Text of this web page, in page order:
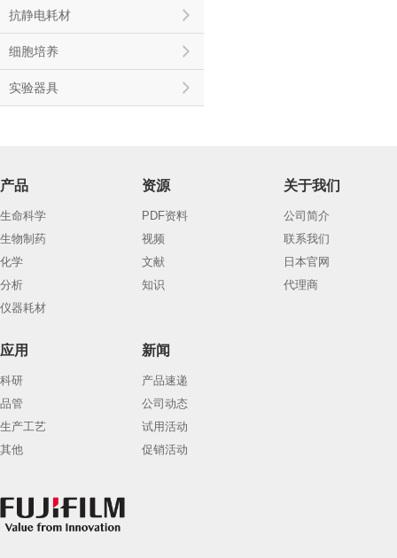
抗静电耗材
细胞培养
实验器具
产品
生命科学
生物制药
化学
分析
仪器耗材
资源
PDF资料
视频
文献
知识
关于我们
公司简介
联系我们
日本官网
代理商
应用
科研
品管
生产工艺
其他
新闻
产品速递
公司动态
试用活动
促销活动